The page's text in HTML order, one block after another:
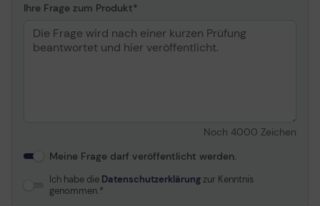
Ihre Frage zum Produkt
Noch 4000 Zeichen
Meine Frage darf veröffentlicht werden.
Ich habe die Datenschutzerklärungzur Kenntnis
genommen.